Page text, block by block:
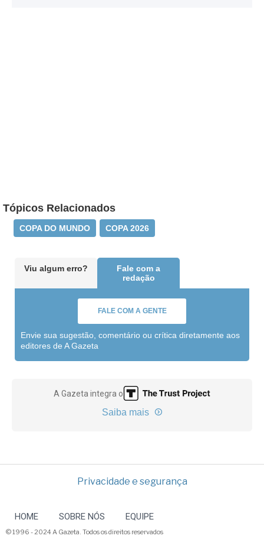
Tópicos Relacionados
COPA DO MUNDO COPA 2026
Viu algum erro?
Fale com a
redação
FALE COM A GENTE
Envie sua sugestão, comentário ou crítica diretamente aos
editores de A Gazeta
A Gazeta integra o
Saiba mais
Privacidade e segurança
HOME SOBRE NÓS EQUIPE
© 1996 - 2024 A Gazeta. Todos os direitos reservados